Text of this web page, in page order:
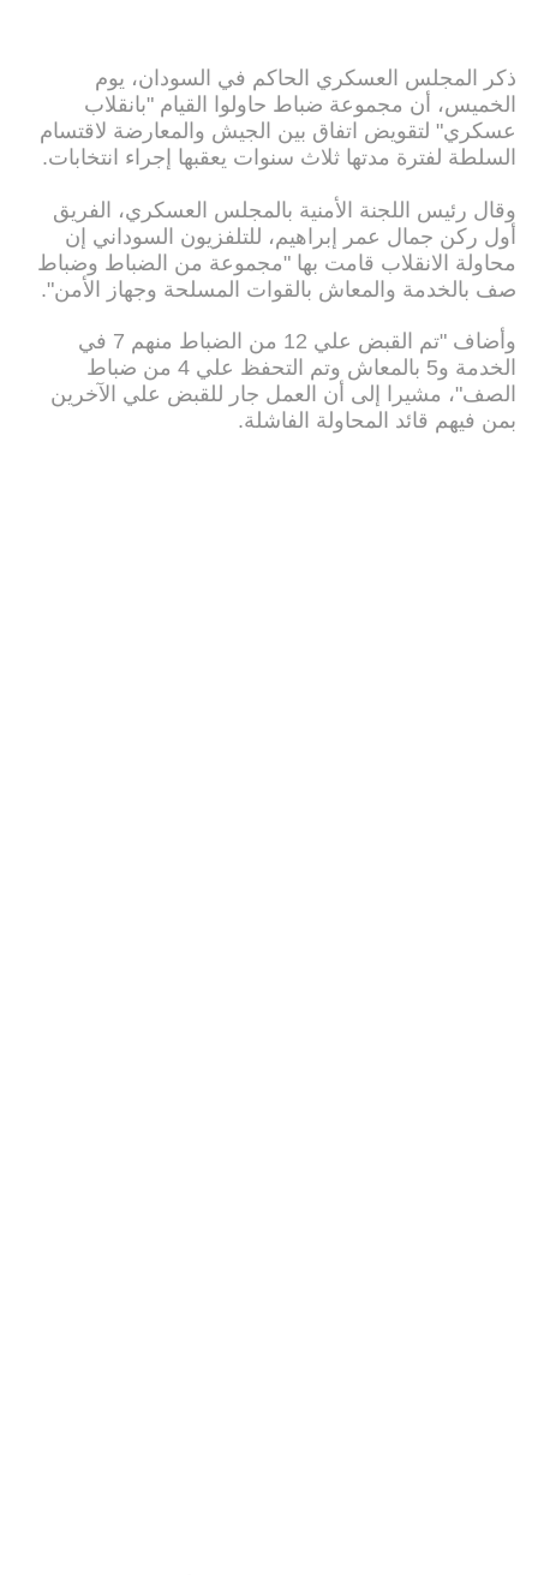
ذكر المجلس العسكري الحاكم في السودان، يوم
الخميس، أن مجموعة ضباط حاولوا القيام "بانقلاب
عسكري" لتقويض اتفاق بين الجيش والمعارضة لاقتسام
السلطة لفترة مدتها ثلاث سنوات يعقبها إجراء انتخابات.
وقال رئيس اللجنة الأمنية بالمجلس العسكري، الفريق
أول ركن جمال عمر إبراهيم، للتلفزيون السوداني إن
محاولة الانقلاب قامت بها "مجموعة من الضباط وضباط
صف بالخدمة والمعاش بالقوات المسلحة وجهاز الأمن".
وأضاف "تم القبض علي 12 من الضباط منهم 7 في
الخدمة و5 بالمعاش وتم التحفظ علي 4 من ضباط
الصف"، مشيرا إلى أن العمل جار للقبض علي الآخرين
بمن فيهم قائد المحاولة الفاشلة.